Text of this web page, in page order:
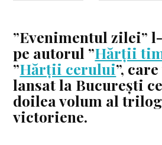
”Evenimentul zilei”
pe autorul ”Hărții
”Hărții cerului”,
lansat la București
doilea volum al
victoriene.